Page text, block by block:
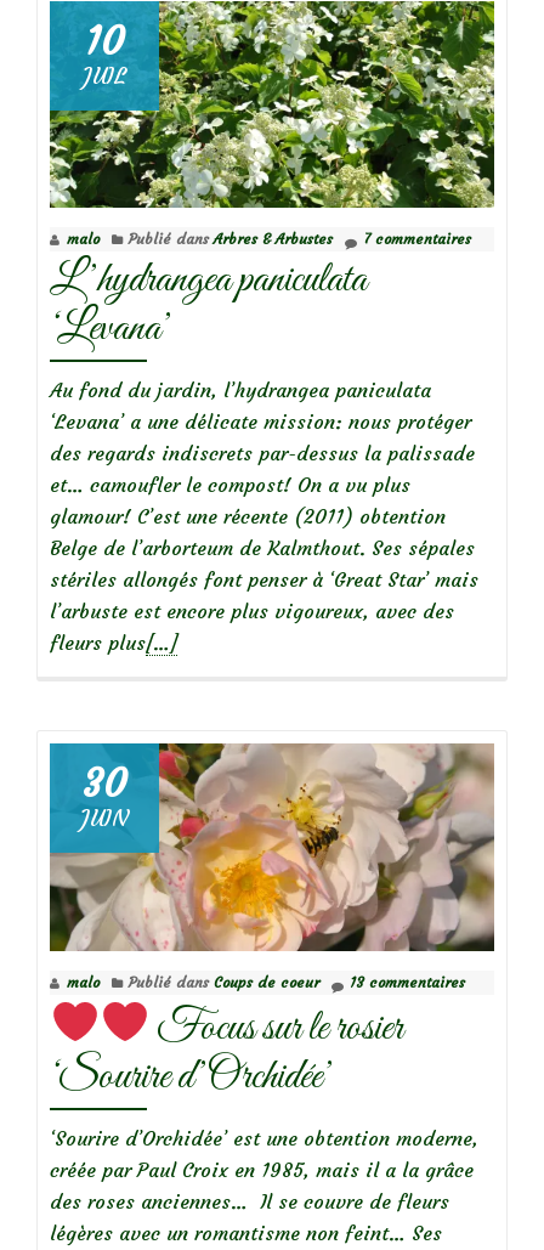
Focus
sur
le
rosier
‘Astronomia’,
en
10
JUIL
malo Publié dansArbres & Arbustes 7 commentaires
L’hydrangea paniculata
‘Levana’
Au fond du jardin, l’hydrangea paniculata
‘Levana’ a une délicate mission: nous protéger
des regards indiscrets par-dessus la palissade
et… camoufler le compost! On a vu plus
glamour! C’est une récente (2011) obtention
Belge de l’arborteum de Kalmthout. Ses sépales
stériles allongés font penser à ‘Great Star’ mais
l’arbuste est encore plus vigoureux, avec des
fleurs plusEn
paniculata
‘Levana’
[…]
30
JUIN
malo Publié dans Coups de coeur 13 commentaires
Focus sur le rosier
‘Sourire d’Orchidée’
‘Sourire d’Orchidée’ est une obtention moderne,
créée par Paul Croix en 1985, mais il a la grâce
des roses anciennes… Il se couvre de fleurs
légères avec un romantisme non feint… Ses